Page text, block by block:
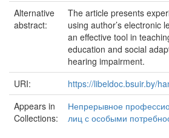
Alternative
abstract:
The article presents
using author’s electronic
an effective tool in
education and social
hearing impairment.
URI:
https://libeldoc.bsuir.by/
Appears in
Collections:
Непрерывное
лиц с особыми